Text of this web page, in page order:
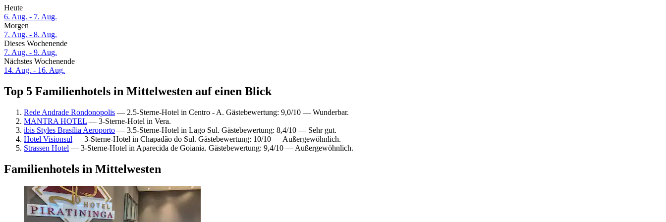
Heute
6. Aug. - 7. Aug.
Morgen
7. Aug. - 8. Aug.
Dieses Wochenende
7. Aug. - 9. Aug.
Nächstes Wochenende
14. Aug. - 16. Aug.
Top 5 Familienhotels in Mittelwesten auf einen Blick
Rede Andrade Rondonopolis — 2.5-Sterne-Hotel in Centro - A. Gästebewertung: 9,0/10 — Wunderbar.
MANTRA HOTEL — 3-Sterne-Hotel in Vera.
ibis Styles Brasília Aeroporto — 3.5-Sterne-Hotel in Lago Sul. Gästebewertung: 8,4/10 — Sehr gut.
Hotel Visionsul — 3-Sterne-Hotel in Chapadão do Sul. Gästebewertung: 10/10 — Außergewöhnlich.
Strassen Hotel — 3-Sterne-Hotel in Aparecida de Goiania. Gästebewertung: 9,4/10 — Außergewöhnlich.
Familienhotels in Mittelwesten